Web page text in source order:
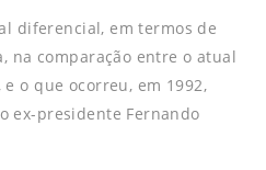
diferencial, em termos de
na comparação entre o atual
o que ocorreu, em 1992,
ex-presidente Fernando